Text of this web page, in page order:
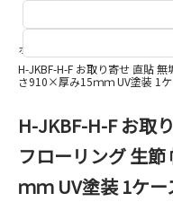
ホーム
H-JKBF-H-F お取り寄せ 直貼
さ910×厚み15ｍｍ UV塗装 1
H-JKBF-H-F お取
フローリング 生
ｍｍ UV塗装 1ケ